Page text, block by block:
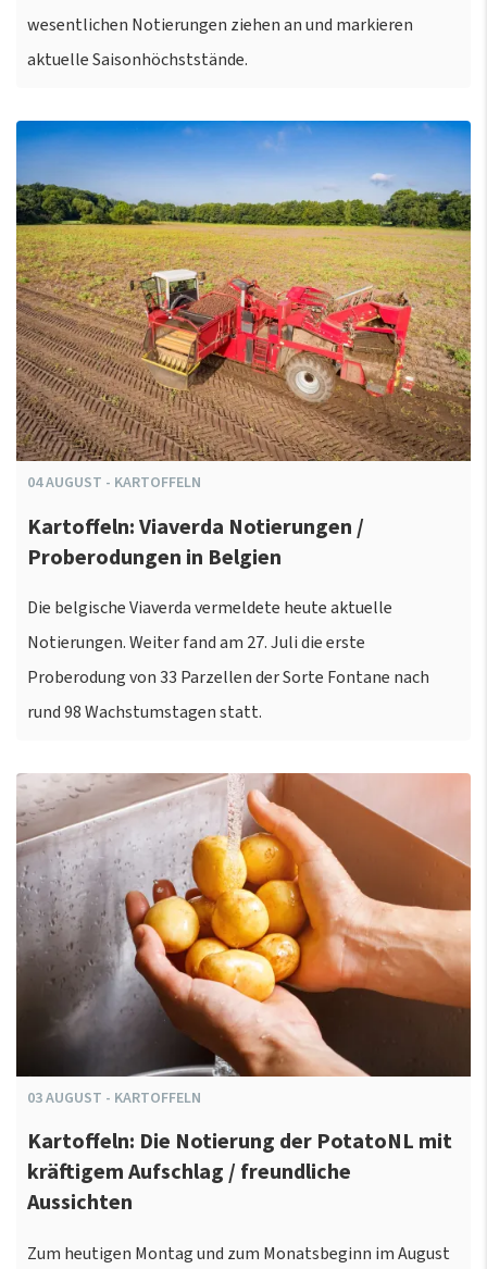
wesentlichen Notierungen ziehen an und markieren
aktuelle Saisonhöchststände.
04AUGUST - KARTOFFELN
Kartoffeln: Viaverda Notierungen /
Proberodungen in Belgien
Die belgische Viaverda vermeldete heute aktuelle
Notierungen. Weiter fand am 27. Juli die erste
Proberodung von 33 Parzellen der Sorte Fontane nach
rund 98 Wachstumstagen statt.
03AUGUST - KARTOFFELN
Kartoffeln: Die Notierung der PotatoNL mit
kräftigem Aufschlag / freundliche
Aussichten
Zum heutigen Montag und zum Monatsbeginn im August